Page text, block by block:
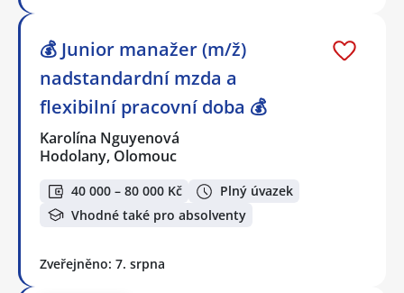
💰 Junior manažer (m/ž)
nadstandardní mzda a
flexibilní pracovní doba 💰
Karolína Nguyenová
Hodolany, Olomouc
40 000 – 80 000 Kč
Plný úvazek
Vhodné také pro absolventy
Zveřejněno: 7. srpna